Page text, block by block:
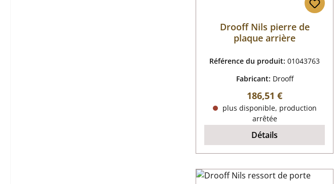
Drooff Nils pierre de
plaque arrière
Référence du produit:01043763
Fabricant: Drooff
Prix régulier :
186,51 €
plus disponible, production
arrêtée
Détails